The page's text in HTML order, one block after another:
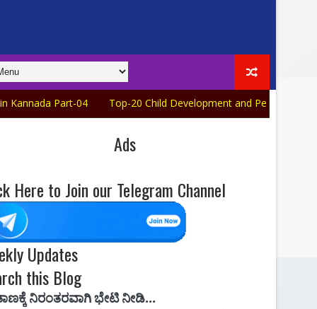
04 Top-20 Child Development and Pedagogy Quiz in
Ads
Here to Join our Telegram Channel
Updates
this Blog
ಭೇಟಿ ನೀಡಿ...